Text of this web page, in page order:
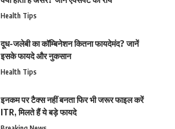
Health Tips
दूध-जलेबी का कॉम्बिनेशन कितना फायदेमंद? जानें
इसके फायदे और नुकसान
Health Tips
इनकम पर टैक्स नहीं बनता फिर भी जरूर फाइल करें
ITR, मिलते हैं ये बड़े फायदे